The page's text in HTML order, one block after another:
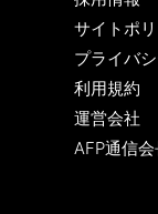
サイトポ
プライバ
利用規約
運営会社
AFP通信